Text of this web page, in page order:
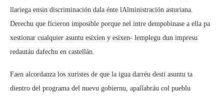
llariega ensin discriminación dala énte lAlministración asturiana.
Derechu que ficieron imposible porque nel intre dempobinase a ella pa
xestionar cualquier asuntu esíxíen y esíxen- lemplegu dun impresu
redautáu dafechu en castellán.
Faen alcordanza los xuristes de que la igua darréu desti asuntu ta
dientro del programa del nuevu gobiernu, apallabráu col pueblu